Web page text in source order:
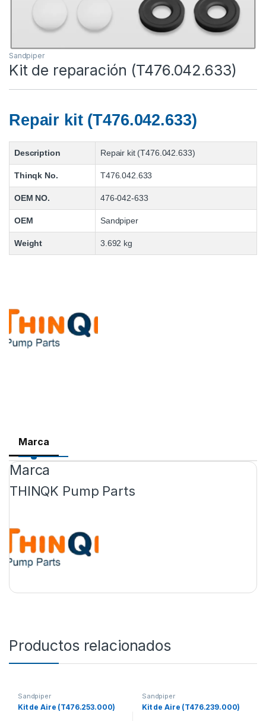
Sandpiper
Kit de reparación (T476.042.633)
Repair kit (T476.042.633)
Description Repair kit (T476.042.633)
Thinqk No. T476.042.633
OEM NO. 476-042-633
OEM Sandpiper
Weight 3.692 kg
Marca
Marca
THINQK Pump Parts
Productos relacionados
Sandpiper
Kit de Aire (T476.253.000)
Sandpiper
Kit de Aire (T476.239.000)